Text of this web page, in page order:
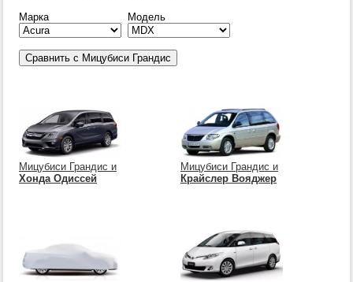
Марка
Модель
Мицубиси Грандис и
Хонда Одиссей
Мицубиси Грандис и
Крайслер Вояджер